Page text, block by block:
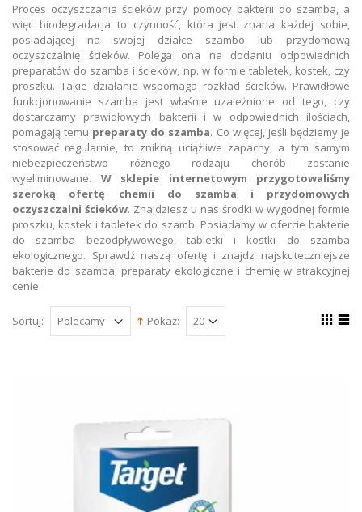
Proces oczyszczania ścieków przy pomocy bakterii do szamba, a
więc biodegradacja to czynność, która jest znana każdej sobie,
posiadającej na swojej działce szambo lub przydomową
oczyszczalnię ścieków. Polega ona na dodaniu odpowiednich
preparatów do szamba i ścieków, np. w formie tabletek, kostek, czy
proszku. Takie działanie wspomaga rozkład ścieków. Prawidłowe
funkcjonowanie szamba jest właśnie uzależnione od tego, czy
dostarczamy prawidłowych bakterii i w odpowiednich ilościach,
pomagają temu preparaty do szamba. Co więcej, jeśli będziemy je
stosować regularnie, to znikną uciążliwe zapachy, a tym samym
niebezpieczeństwo różnego rodzaju chorób zostanie
wyeliminowane. W sklepie internetowym przygotowaliśmy
szeroką ofertę chemii do szamba i przydomowych
oczyszczalni ścieków. Znajdziesz u nas środki w wygodnej formie
proszku, kostek i tabletek do szamb. Posiadamy w ofercie bakterie
do szamba bezodpływowego, tabletki i kostki do szamba
ekologicznego. Sprawdź naszą ofertę i znajdz najskuteczniejsze
bakterie do szamba, preparaty ekologiczne i chemię w atrakcyjnej
cenie.
Sortuj: Pokaż: